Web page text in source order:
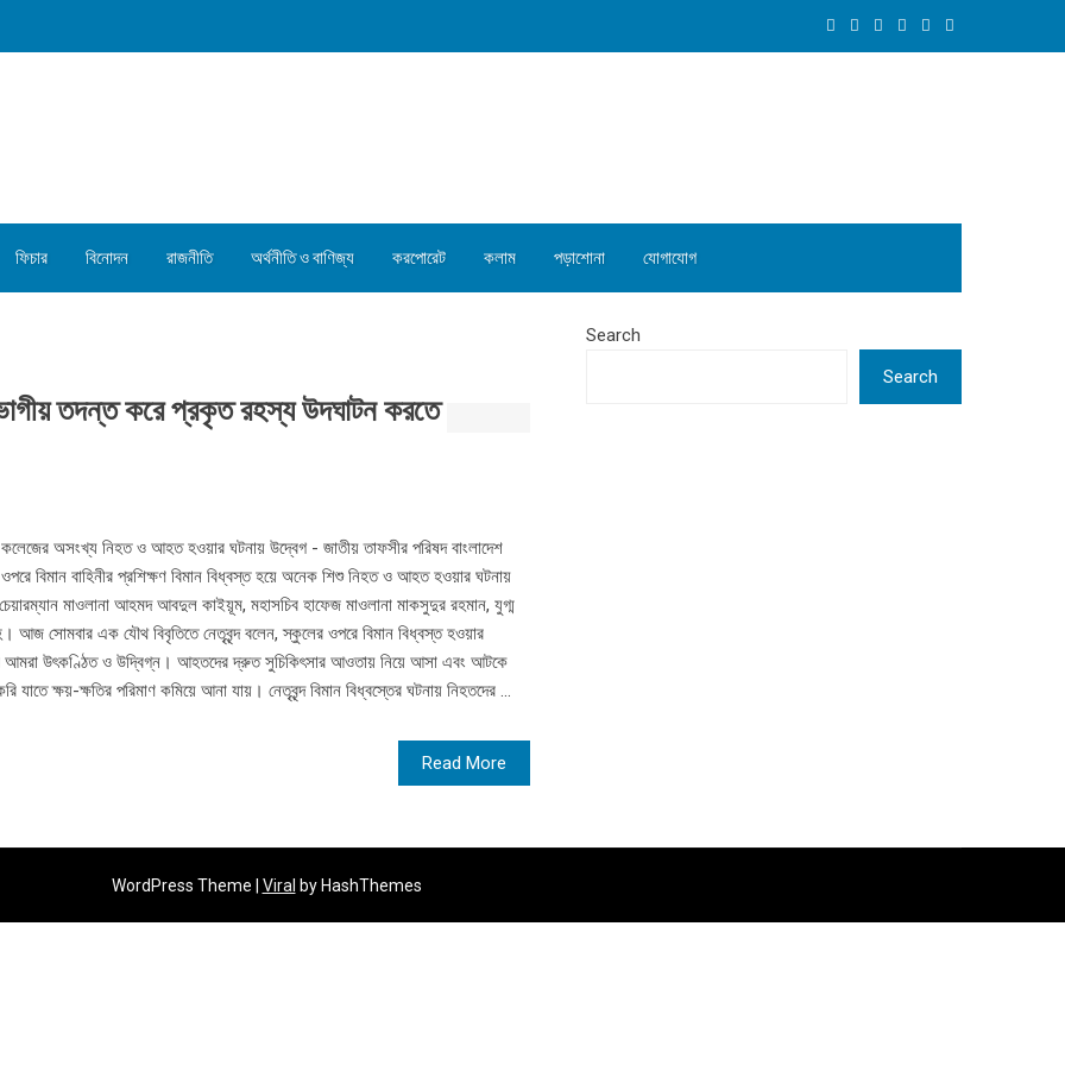
ফিচার বিনোদন রাজনীতি অর্থনীতি ও বাণিজ্য করপোরেট কলাম পড়াশোনা যোগাযোগ
তদন্ত করে প্রকৃত রহস্য উদঘাটন করতে
কলেজের অসংখ্য নিহত ও আহত হওয়ার ঘটনায় উদ্বেগ - জাতীয় তাফসীর পরিষদ বাংলাদেশ
বিমান বাহিনীর প্রশিক্ষণ বিমান বিধ্বস্ত হয়ে অনেক শিশু নিহত ও আহত হওয়ার ঘটনায়
মাওলানা আহমদ আবদুল কাইয়ূম, মহাসচিব হাফেজ মাওলানা মাকসুদুর রহমান, যুগ্ম
আজ সোমবার এক যৌথ বিবৃতিতে নেতৃবৃন্দ বলেন, স্কুলের ওপরে বিমান বিধ্বস্ত হওয়ার
আমরা উৎকণ্ঠিত ও উদ্বিগ্ন। আহতদের দ্রুত সুচিকিৎসার আওতায় নিয়ে আসা এবং আটকে
ক্ষয়-ক্ষতির পরিমাণ কমিয়ে আনা যায়। নেতৃবৃন্দ বিমান বিধ্বস্তের ঘটনায় নিহতদের ...
Read More
Search
Search
WordPress Theme | Viral by HashThemes